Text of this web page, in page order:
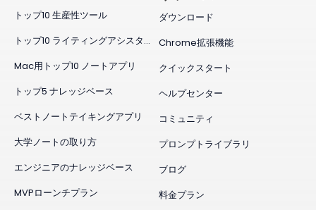
トップ10 生産性ツール
トップ10 ライティングアシスタント
Mac用トップ10 ノートアプリ
トップ5 ナレッジベース
ベストノートテイキングアプリ
大学ノートの取り方
エンジニアのナレッジベース
MVPローンチプラン
ダウンロード
Chrome拡張機能
クイックスタート
ヘルプセンター
コミュニティ
プロンプトライブラリ
ブログ
料金プラン